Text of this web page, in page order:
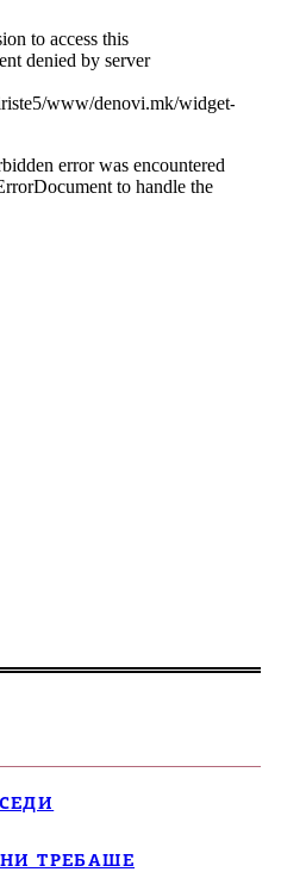
НИ ТРЕБАШЕ